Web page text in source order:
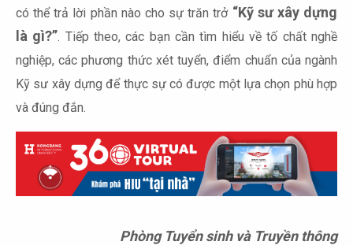
có thể trả lời phần nào cho sự trăn trở “Kỹ sư xây dựng
là gì?” . Tiếp theo, các bạn cần tìm hiểu về tố chất nghề
nghiệp, các phương thức xét tuyển, điểm chuẩn của ngành
Kỹ sư xây dựng để thực sự có được một lựa chọn phù hợp
và đúng đắn.
Phòng Tuyển sinh và Truyền thông